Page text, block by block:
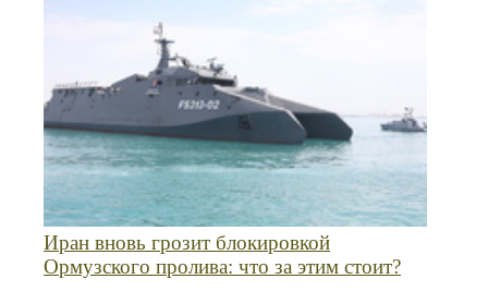
Иран вновь грозит блокировкой
Ормузского пролива: что за этим стоит?